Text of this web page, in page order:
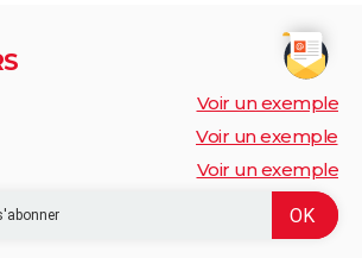
Voir un exemple
Voir un exemple
Voir un exemple